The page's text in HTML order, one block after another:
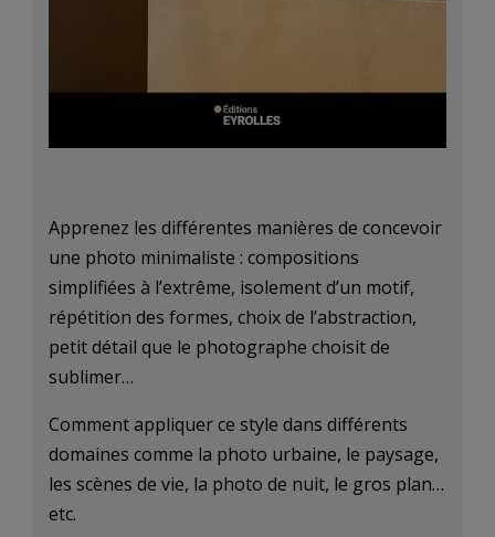
Apprenez les différentes manières de concevoir
une photo minimaliste : compositions
simplifiées à l’extrême, isolement d’un motif,
répétition des formes, choix de l’abstraction,
petit détail que le photographe choisit de
sublimer…
Comment appliquer ce style dans différents
domaines comme la photo urbaine, le paysage,
les scènes de vie, la photo de nuit, le gros plan…
etc.